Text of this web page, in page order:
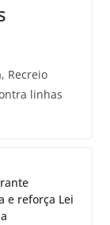
Recreio
linhas
e reforça Lei